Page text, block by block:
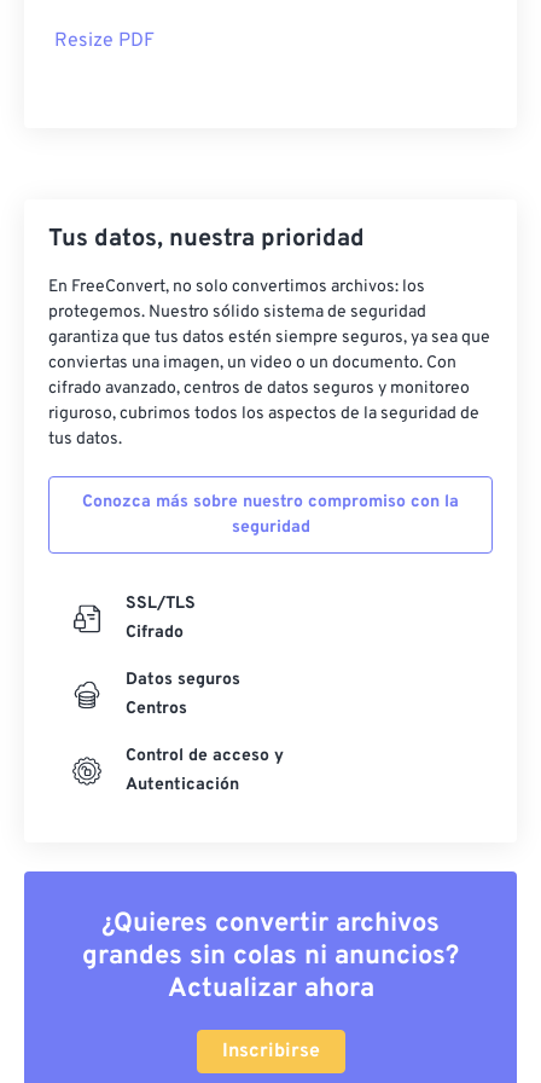
Resize PDF
Tus datos, nuestra prioridad
En FreeConvert, no solo convertimos archivos: los
protegemos. Nuestro sólido sistema de seguridad
garantiza que tus datos estén siempre seguros, ya sea que
conviertas una imagen, un video o un documento. Con
cifrado avanzado, centros de datos seguros y monitoreo
riguroso, cubrimos todos los aspectos de la seguridad de
tus datos.
Conozca más sobre nuestro compromiso con la
seguridad
SSL/TLS
Cifrado
Datos seguros
Centros
Control de acceso y
Autenticación
¿Quieres convertir archivos
grandes sin colas ni anuncios?
Actualizar ahora
Inscribirse